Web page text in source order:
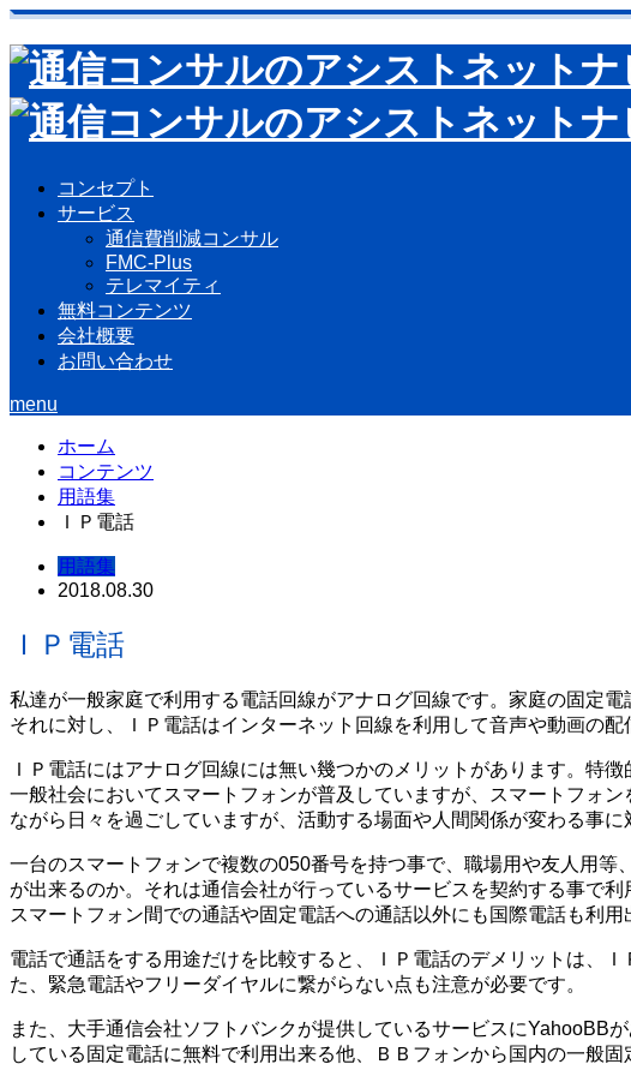
コンセプト
サービス
通信費削減コンサル
FMC-Plus
テレマイティ
無料コンテンツ
会社概要
お問い合わせ
menu
ホーム
コンテンツ
用語集
ＩＰ電話
用語集
2018.08.30
ＩＰ電話
私達が一般家庭で利用する電話回線がアナログ回線です。家庭の固定
それに対し、ＩＰ電話はインターネット回線を利用して音声や動画の配
ＩＰ電話にはアナログ回線には無い幾つかのメリットがあります。特
一般社会においてスマートフォンが普及していますが、スマートフォ
ながら日々を過ごしていますが、活動する場面や人間関係が変わる事
一台のスマートフォンで複数の050番号を持つ事で、職場用や友人用
が出来るのか。それは通信会社が行っているサービスを契約する事で
スマートフォン間での通話や固定電話への通話以外にも国際電話も利
電話で通話をする用途だけを比較すると、ＩＰ電話のデメリットは、
た、緊急電話やフリーダイヤルに繋がらない点も注意が必要です。
また、大手通信会社ソフトバンクが提供しているサービスにYahooBB
している固定電話に無料で利用出来る他、ＢＢフォンから国内の一般